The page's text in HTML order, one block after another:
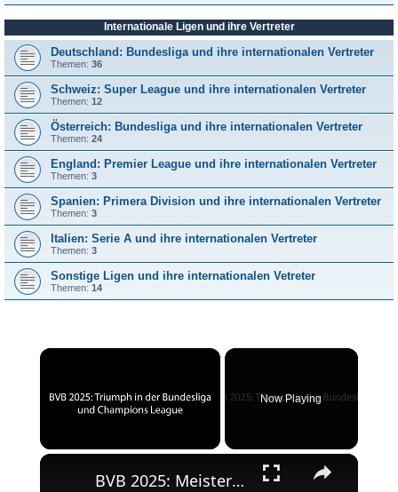
Internationale Ligen und ihre Vertreter
Deutschland: Bundesliga und ihre internationalen Vertreter
Themen: 36
Schweiz: Super League und ihre internationalen Vertreter
Themen: 12
Österreich: Bundesliga und ihre internationalen Vertreter
Themen: 24
England: Premier League und ihre internationalen Vertreter
Themen: 3
Spanien: Primera Division und ihre internationalen Vertreter
Themen: 3
Italien: Serie A und ihre internationalen Vertreter
Themen: 3
Sonstige Ligen und ihre internationalen Vetreter
Themen: 14
×
Now Playing
×
BVB 2025: Meisterschaft und Champions League-Erfolg